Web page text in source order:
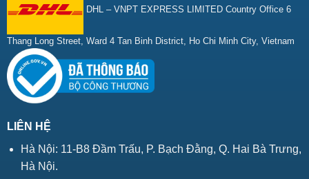
DHL – VNPT EXPRESS LIMITED Country Office 6
Thang Long Street, Ward 4 Tan Binh District, Ho Chi Minh City, Vietnam
LIÊN HỆ
Hà Nội: 11-B8 Đầm Trấu, P. Bạch Đằng, Q. Hai Bà Trưng,
Hà Nội.